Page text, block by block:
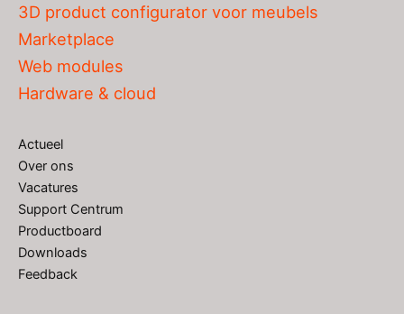
3D product configurator voor meubels
Marketplace
Web modules
Hardware & cloud
Actueel
Over ons
Vacatures
Support Centrum
Productboard
Downloads
Feedback